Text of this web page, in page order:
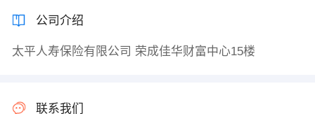
公司介绍
太平人寿保险有限公司 荣成佳华财富中心15楼
联系我们